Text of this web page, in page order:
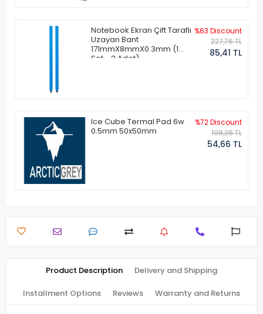
Notebook Ekran Çift Taraflı
Uzayan Bant
171mmX8mmX0.3mm (1
Set - 2 Adet)
%63 Discount
227,76 TL
85,41 TL
Ice Cube Termal Pad 6w
0.5mm 50x50mm
%72 Discount
198,38 TL
54,66 TL
Product Description Delivery and Shipping
Installment Options Reviews Warranty and Returns